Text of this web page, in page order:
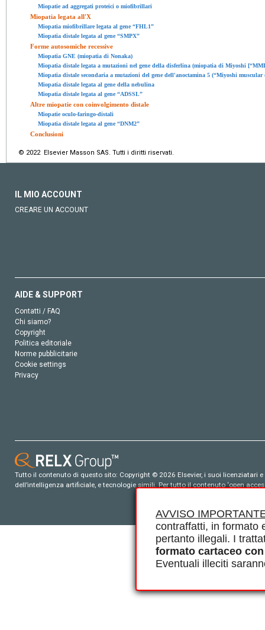
AVVISO
contraffatti, in formato
pertanto illegali. I
formato cartaceo
Eventuali illeciti
Miopatie ad aggregati proteici o miofibrillari
Miopatia legata all'X
Miopatia miofibrillare legata al gene “FHL1”
Miopatia distale legata al gene “SMPX”
Forme autosomiche recessive
Miopatia GNE (miopatia di Nonaka)
Miopatia distale legata a mutazioni nel gene della disferlina (miopatia di Miyoshi
Miopatia distale secondaria a mutazioni del gene dell'anoctamina 5 (“Miyoshi muscular
Miopatia distale legata al gene della nebulina
Miopatia distale legata al gene “ADSSL”
Altre miopatie con coinvolgimento distale
Miopatie oculo-faringo-distali
Miopatia distale legata al gene “DNM2”
Conclusioni
© 2022 Elsevier Masson SAS. Tutti i diritti riservati.
IL MIO ACCOUNT
CREARE UN ACCOUNT
AIDE & SUPPORT
Contatti / FAQ
Chi siamo?
Copyright
Politica editoriale
Norme pubblicitarie
Cookie settings
Privacy
Tutto il contenuto di questo sito: Copyright © 2026 Elsevier, i suoi
dell’intelligenza artificiale, e tecnologie simili. Per tutto il contenuto ‘open